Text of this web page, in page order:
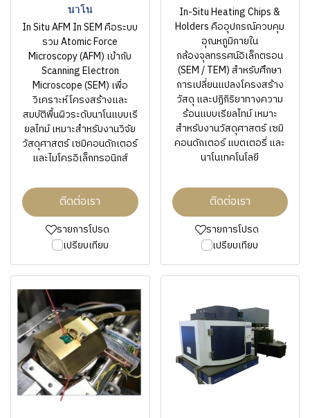
นาโน
In Situ AFM In SEM คือระบบ
รวม Atomic Force
Microscopy (AFM) เข้ากับ
Scanning Electron
Microscope (SEM) เพื่อ
วิเคราะห์โครงสร้างและ
สมบัติพื้นผิวระดับนาโนแบบเรี
ยลไทม์ เหมาะสำหรับงานวิจัย
วัสดุศาสตร์ เซมิคอนดักเตอร์
และไมโครอิเล็กทรอนิกส์
ติดต่อเรา
รายการโปรด
เปรียบเทียบ
In-Situ Heating Chips &
Holders คืออุปกรณ์ควบคุม
อุณหภูมิภายใน
กล้องจุลทรรศน์อิเล็กตรอน
(SEM / TEM) สำหรับศึกษา
การเปลี่ยนแปลงโครงสร้าง
วัสดุ และปฏิกิริยาทางความ
ร้อนแบบเรียลไทม์ เหมาะ
สำหรับงานวัสดุศาสตร์ เซมิ
คอนดักเตอร์ แบตเตอรี่ และ
นาโนเทคโนโลยี
ติดต่อเรา
รายการโปรด
เปรียบเทียบ